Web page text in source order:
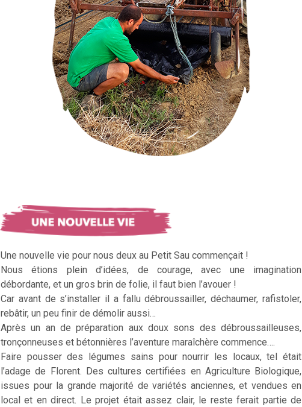
Une nouvelle vie pour nous deux au Petit Sau commençait !
Nous étions plein d’idées, de courage, avec une imagination
débordante, et un gros brin de folie, il faut bien l’avouer !
Car avant de s’installer il a fallu débroussailler, déchaumer, rafistoler,
rebâtir, un peu finir de démolir aussi…
Après un an de préparation aux doux sons des débroussailleuses,
tronçonneuses et bétonnières l’aventure maraîchère commence….
Faire pousser des légumes sains pour nourrir les locaux, tel était
l’adage de Florent. Des cultures certifiées en Agriculture Biologique,
issues pour la grande majorité de variétés anciennes, et vendues en
local et en direct. Le projet était assez clair, le reste ferait partie de